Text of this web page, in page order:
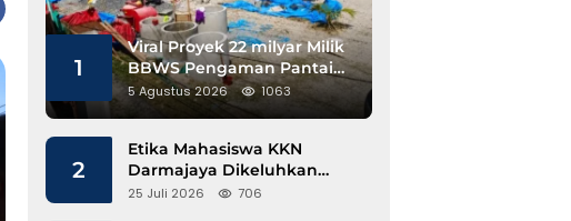
1
Viral Proyek 22 milyar Milik
BBWS Pengaman Pantai
Pesisir Barat Diduga
Gunakan Besi Banci
5 Agustus 2026 1063
2
Etika Mahasiswa KKN
Darmajaya Dikeluhkan
Kepala Pekon Sinar Jawa
25 Juli 2026 706